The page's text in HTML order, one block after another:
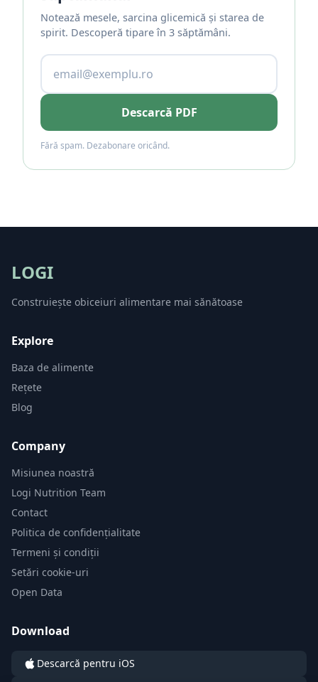
Notează mesele, sarcina glicemică și starea de
spirit. Descoperă tipare în 3 săptămâni.
Descarcă PDF
Fără spam. Dezabonare oricând.
LOGI
Construiește obiceiuri alimentare mai sănătoase
Explore
Baza de alimente
Rețete
Blog
Company
Misiunea noastră
Logi Nutrition Team
Contact
Politica de confidențialitate
Termeni și condiții
Setări cookie-uri
Open Data
Download
Descarcă pentru iOS